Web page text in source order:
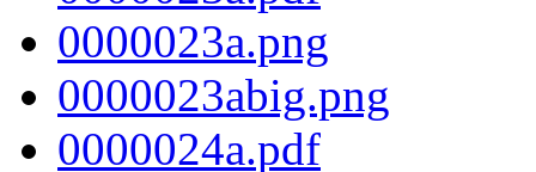
0000023a.png
0000023abig.png
0000024a.pdf